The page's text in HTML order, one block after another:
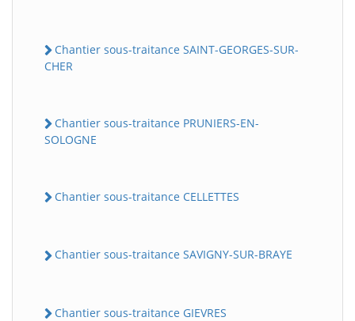
Chantier sous-traitance SAINT-GEORGES-SUR-
CHER
Chantier sous-traitance PRUNIERS-EN-
SOLOGNE
Chantier sous-traitance CELLETTES
Chantier sous-traitance SAVIGNY-SUR-BRAYE
Chantier sous-traitance GIEVRES